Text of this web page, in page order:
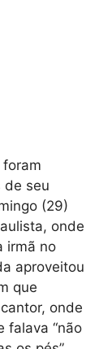
de seu
(29)
onde
irmã no
aproveitou
que
onde
falava “não